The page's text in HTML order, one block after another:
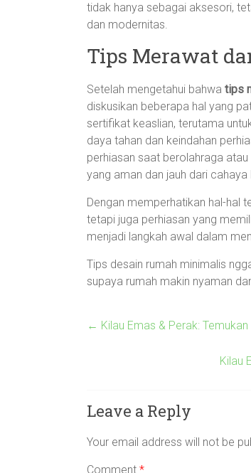
tidak hanya sebagai aksesori,
dan modernitas.
Tips Merawat
Setelah mengetahui bahwa tips
diskusikan beberapa hal yang
sertifikat keaslian, terutama
daya tahan dan keindahan
perhiasan saat berolahraga
yang aman dan jauh dari
Dengan memperhatikan hal-hal
tetapi juga perhiasan yang
menjadi langkah awal dalam
Tips desain rumah minimalis
supaya rumah makin nyaman
← Kilau Emas & Perak:
Kilau
Leave a Reply
Your email address will not be
Comment *